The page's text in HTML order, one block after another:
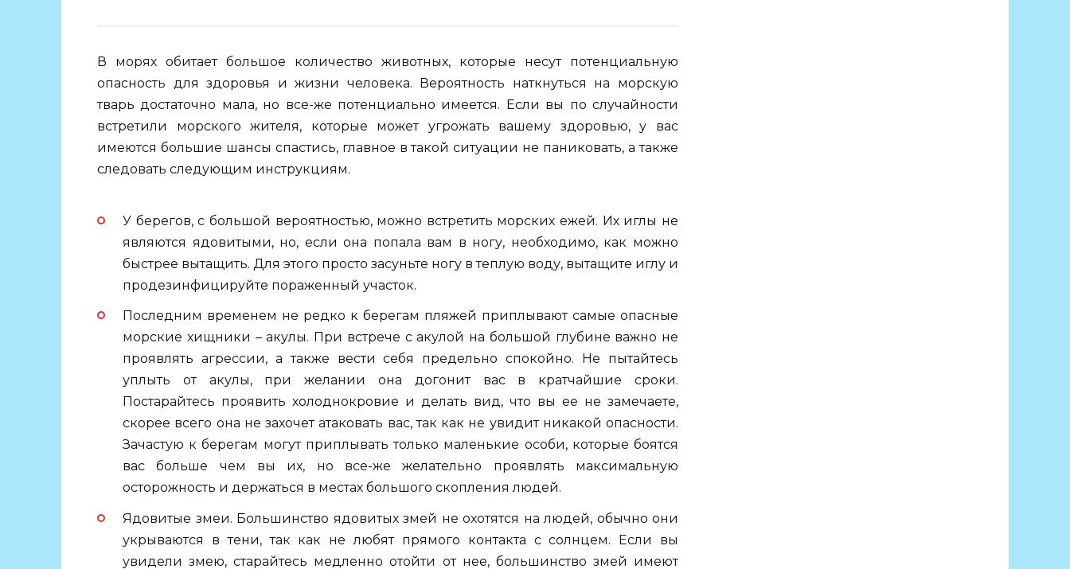
В морях обитает большое количество животных, которые несут потенциальную
опасность для здоровья и жизни человека. Вероятность наткнуться на морскую
тварь достаточно мала, но все-же потенциально имеется. Если вы по случайности
встретили морского жителя, которые может угрожать вашему здоровью, у вас
имеются большие шансы спастись, главное в такой ситуации не паниковать, а также
следовать следующим инструкциям.
У берегов, с большой вероятностью, можно встретить морских ежей. Их иглы не
являются ядовитыми, но, если она попала вам в ногу, необходимо, как можно
быстрее вытащить. Для этого просто засуньте ногу в теплую воду, вытащите иглу и
продезинфицируйте пораженный участок.
Последним временем не редко к берегам пляжей приплывают самые опасные
морские хищники – акулы. При встрече с акулой на большой глубине важно не
проявлять агрессии, а также вести себя предельно спокойно. Не пытайтесь
уплыть от акулы, при желании она догонит вас в кратчайшие сроки.
Постарайтесь проявить холоднокровие и делать вид, что вы ее не замечаете,
скорее всего она не захочет атаковать вас, так как не увидит никакой опасности.
Зачастую к берегам могут приплывать только маленькие особи, которые боятся
вас больше чем вы их, но все-же желательно проявлять максимальную
осторожность и держаться в местах большого скопления людей.
Ядовитые змеи. Большинство ядовитых змей не охотятся на людей, обычно они
укрываются в тени, так как не любят прямого контакта с солнцем. Если вы
увидели змею, старайтесь медленно отойти от нее, большинство змей имеют